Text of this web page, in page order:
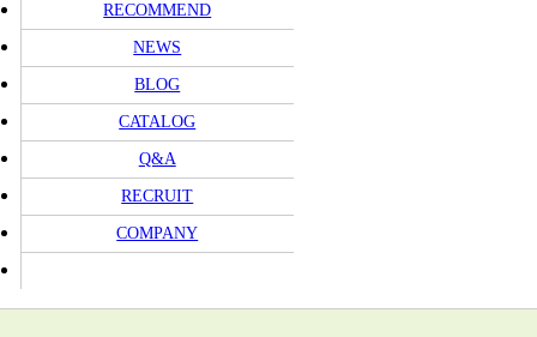
RECOMMEND
NEWS
BLOG
CATALOG
Q&A
RECRUIT
COMPANY